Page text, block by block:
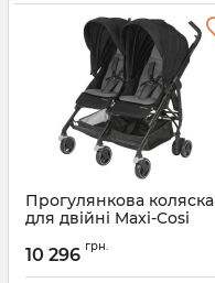
Прогулянкова коляска
для двійні Maxi-Cosi
Артикул: 1391710110
10 296 грн.